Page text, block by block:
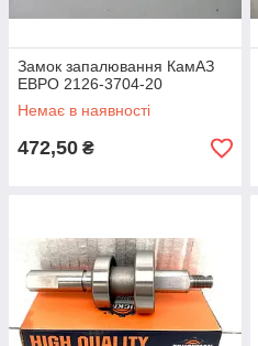
Замок запалювання КамАЗ
ЕВРО 2126-3704-20
Немає в наявності
472,50 ₴